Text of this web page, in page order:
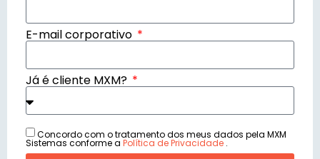
E-mail corporativo
Já é cliente MXM?
Concordo com o tratamento dos meus dados pela MXM
Sistemas conforme a Política de Privacidade .